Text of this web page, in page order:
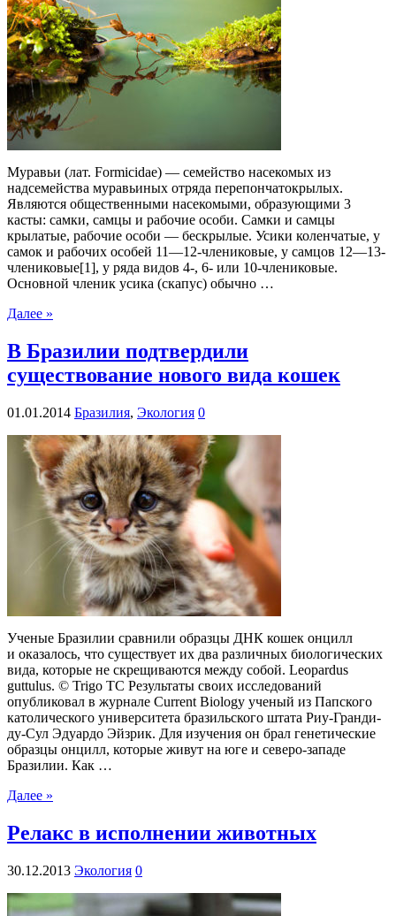
Муравьи (лат. Formicidae) — семейство насекомых из
надсемейства муравьиных отряда перепончатокрылых.
Являются общественными насекомыми, образующими 3
касты: самки, самцы и рабочие особи. Самки и самцы
крылатые, рабочие особи — бескрылые. Усики коленчатые, у
самок и рабочих особей 11—12-члениковые, у самцов 12—13-
члениковые[1], у ряда видов 4-, 6- или 10-члениковые.
Основной членик усика (скапус) обычно …
Далее »
В Бразилии подтвердили
существование нового вида кошек
01.01.2014 Бразилия, Экология 0
Ученые Бразилии сравнили образцы ДНК кошек онцилл
и оказалось, что существует их два различных биологических
вида, которые не скрещиваются между собой. Leopardus
guttulus. © Trigo TC Результаты своих исследований
опубликовал в журнале Current Biology ученый из Папского
католического университета бразильского штата Риу-Гранди-
ду-Сул Эдуардо Эйзрик. Для изучения он брал генетические
образцы онцилл, которые живут на юге и северо-западе
Бразилии. Как …
Далее »
Релакс в исполнении животных
30.12.2013 Экология 0